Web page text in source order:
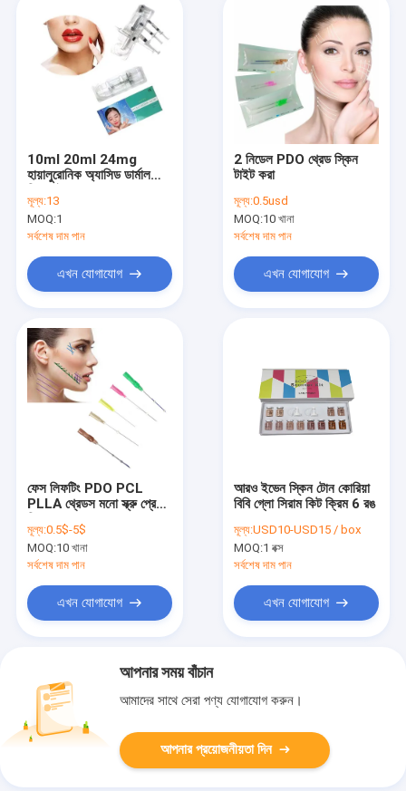
10ml 20ml 24mg
হায়ালুরোনিক অ্যাসিড ডার্মাল
মূল্য:13
MOQ:1
সর্বশেষ দাম পান
এখন যোগাযোগ
2 নিডেল PDO থ্রেড স্কিন
টাইট করা
মূল্য:0.5usd
MOQ:10 খানা
সর্বশেষ দাম পান
এখন যোগাযোগ
ফেস লিফটিং PDO PCL
PLLA থ্রেডস মনো স্ক্রু প্রেস
মূল্য:0.5$-5$
MOQ:10 খানা
সর্বশেষ দাম পান
এখন যোগাযোগ
আরও ইভেন স্কিন টোন কোরিয়া
বিবি গ্লো সিরাম কিট ক্রিম 6 রঙ
মূল্য:USD10-USD15 / box
MOQ:1 বক্স
সর্বশেষ দাম পান
এখন যোগাযোগ
আপনার সময় বাঁচান
আমাদের সাথে সেরা পণ্য যোগাযোগ করুন।
আপনার প্রয়োজনীয়তা দিন